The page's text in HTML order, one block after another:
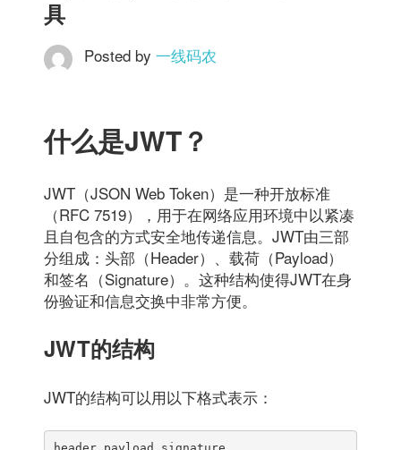
具
Posted by 一线码农
什么是JWT？
JWT（JSON Web Token）是一种开放标准
（RFC 7519），用于在网络应用环境中以紧凑
且自包含的方式安全地传递信息。JWT由三部
分组成：头部（Header）、载荷（Payload）
和签名（Signature）。这种结构使得JWT在身
份验证和信息交换中非常方便。
JWT的结构
JWT的结构可以用以下格式表示：